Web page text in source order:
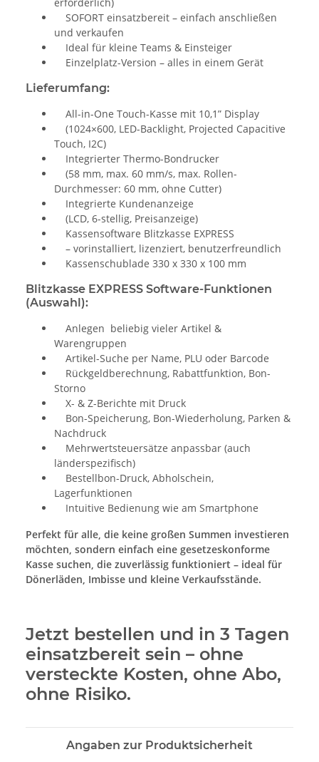
SOFORT einsatzbereit – einfach anschließen
und verkaufen
Ideal für kleine Teams & Einsteiger
Einzelplatz-Version – alles in einem Gerät
Lieferumfang:
All-in-One Touch-Kasse mit 10,1” Display
(1024×600, LED-Backlight, Projected Capacitive
Touch, I2C)
Integrierter Thermo-Bondrucker
(58 mm, max. 60 mm/s, max. Rollen-
Durchmesser: 60 mm, ohne Cutter)
Integrierte Kundenanzeige
(LCD, 6-stellig, Preisanzeige)
Kassensoftware Blitzkasse EXPRESS
– vorinstalliert, lizenziert, benutzerfreundlich
Kassenschublade 330 x 330 x 100 mm
Blitzkasse EXPRESS Software-Funktionen
(Auswahl):
Anlegen beliebig vieler Artikel &
Warengruppen
Artikel-Suche per Name, PLU oder Barcode
Rückgeldberechnung, Rabattfunktion, Bon-
Storno
X- & Z-Berichte mit Druck
Bon-Speicherung, Bon-Wiederholung, Parken &
Nachdruck
Mehrwertsteuersätze anpassbar (auch
länderspezifisch)
Bestellbon-Druck, Abholschein,
Lagerfunktionen
Intuitive Bedienung wie am Smartphone
Perfekt für alle, die keine großen Summen investieren
möchten, sondern einfach eine gesetzeskonforme
Kasse suchen, die zuverlässig funktioniert – ideal für
Dönerläden, Imbisse und kleine Verkaufsstände.
Jetzt bestellen und in 3 Tagen
einsatzbereit sein – ohne
versteckte Kosten, ohne Abo,
ohne Risiko.
Angaben zur Produktsicherheit